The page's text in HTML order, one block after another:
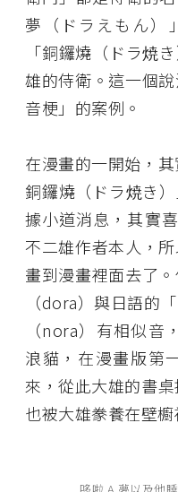
夢（ドラえもん）
「銅鑼燒（ドラ焼
雄的侍衛。這一個
音梗」的案例。
在漫畫的一開始，
銅鑼燒（ドラ焼き
據小道消息，其實
不二雄作者本人，
畫到漫畫裡面去了
（dora）與日語的
（nora）有相似音
浪貓，在漫畫版第
來，從此大雄的書
也被大雄豢養在壁櫥